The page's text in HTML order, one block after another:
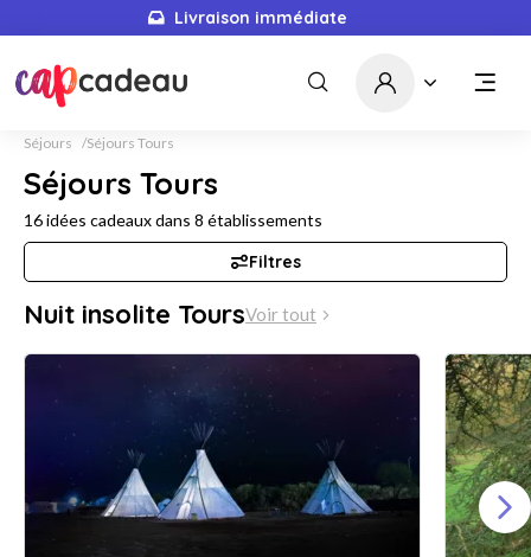
Livraison immédiate
Séjours Séjours Tours
Séjours Tours
16idées cadeaux dans 8 établissements
Filtres
Nuit insolite ToursVoir tout